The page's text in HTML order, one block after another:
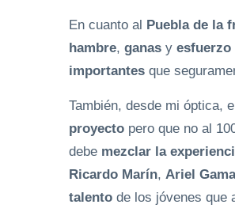
En cuanto al Puebla de la
hambre, ganas y
importantes que
También, desde mi óptica, el
proyecto pero que no al
debe mezclar la
Ricardo Marín, Ariel
talento de los jóvenes que